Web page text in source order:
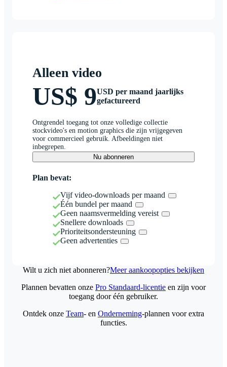
Alleen video
US$ 9USD per maand jaarlijks
gefactureerd
Ontgrendel toegang tot onze volledige collectie
stockvideo's en motion graphics die zijn vrijgegeven
voor commercieel gebruik. Afbeeldingen niet
inbegrepen.
Nu abonneren
Plan bevat:
Vijf video-downloads per maand
Één bundel per maand
Geen naamsvermelding vereist
Snellere downloads
Prioriteitsondersteuning
Geen advertenties
Wilt u zich niet abonneren?Meer aankoopopties bekijken
Plannen bevatten onze Pro Standaard-licentie en zijn voor
toegang door één gebruiker.
Ontdek onze Team- en Onderneming-plannen voor extra
functies.